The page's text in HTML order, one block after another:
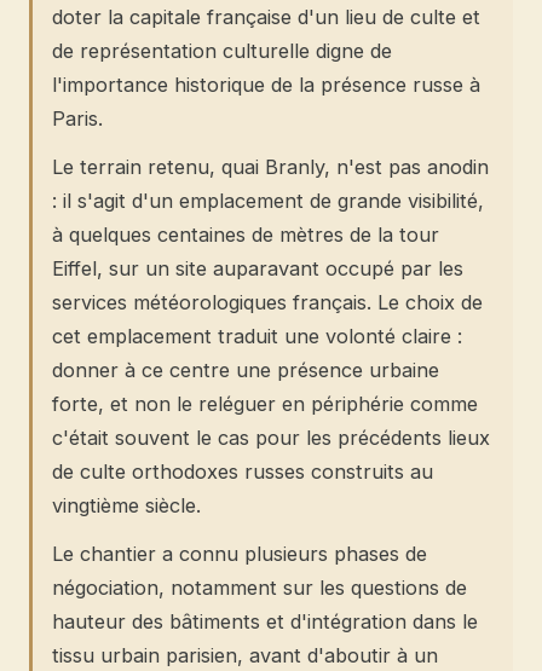
doter la capitale française d'un lieu de culte et
de représentation culturelle digne de
l'importance historique de la présence russe à
Paris.
Le terrain retenu, quai Branly, n'est pas anodin
: il s'agit d'un emplacement de grande visibilité,
à quelques centaines de mètres de la tour
Eiffel, sur un site auparavant occupé par les
services météorologiques français. Le choix de
cet emplacement traduit une volonté claire :
donner à ce centre une présence urbaine
forte, et non le reléguer en périphérie comme
c'était souvent le cas pour les précédents lieux
de culte orthodoxes russes construits au
vingtième siècle.
Le chantier a connu plusieurs phases de
négociation, notamment sur les questions de
hauteur des bâtiments et d'intégration dans le
tissu urbain parisien, avant d'aboutir à un